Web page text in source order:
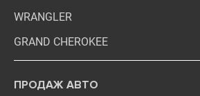
WRANGLER
GRAND CHEROKEE
ПРОДАЖ АВТО